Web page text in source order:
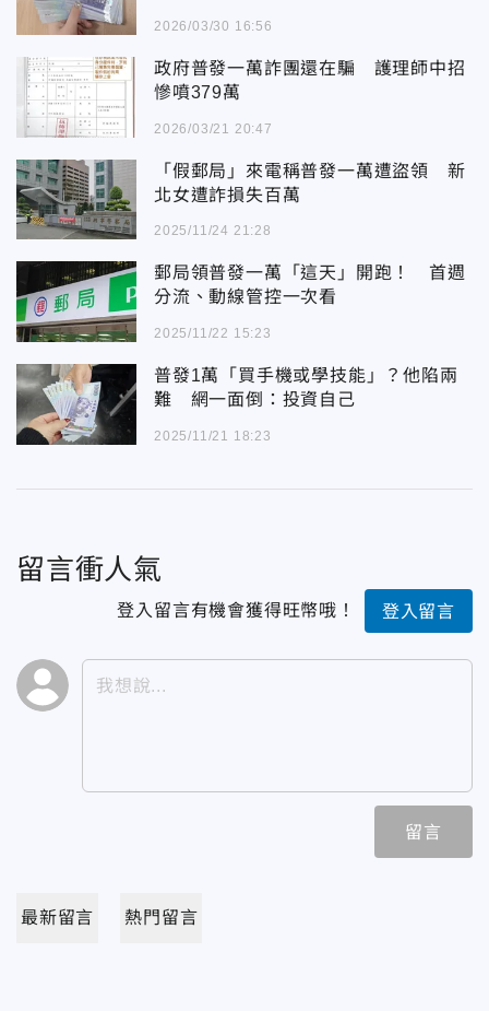
2026/03/30 16:56
政府普發一萬詐團還在騙 護理師中招
慘噴379萬
2026/03/21 20:47
「假郵局」來電稱普發一萬遭盜領 新
北女遭詐損失百萬
2025/11/24 21:28
郵局領普發一萬「這天」開跑！ 首週
分流、動線管控一次看
2025/11/22 15:23
普發1萬「買手機或學技能」？他陷兩
難 網一面倒：投資自己
2025/11/21 18:23
留言衝人氣
登入留言有機會獲得旺幣哦！ 登入留言
留言
最新留言 熱門留言